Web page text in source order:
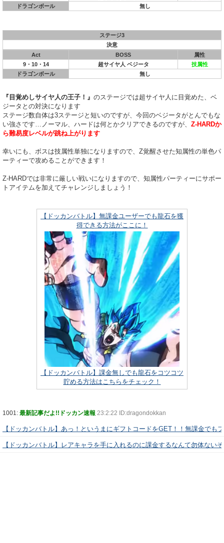
ドラゴンボール
無し
ステージ3
決意
Act
BOSS
属性
9・10・14
超サイヤ人 ベジータ
技属性
ドラゴンボール
無し
『目覚めしサイヤ人の王子！』 のステージでは超サイヤ人に目覚めた、ベ
ジータとの対決になります
ステージ数自体は3ステージと短いのですが、今回のベジータがとんでもな
い強さです…ノーマル、ハードは何とかクリアできるのですが、 Z-HARDか
ら難易度レベルが跳ね上がります
幸いにも、ボスは技属性単独になりますので、Z覚醒させた知属性の単色パ
ーティーで攻めることができます！
Z-HARDでは非常に厳しい戦いになりますので、知属性パーティーにサポー
トアイテムを加えてチャレンジしましょう！
【ドッカンバトル】無課金ユーザーでも龍石を獲
得できる方法がここに！
【ドッカンバトル】課金無しでも龍石をコツコツ
貯める方法はこちらをチェック！
1001: 最新記事だよ!!ドッカン速報 23:2:22 ID:dragondokkan
【ドッカンバトル】あっ！というまにギフトコードをGET！！無課金でも
【ドッカンバトル】レアキャラを手に入れるのに課金するなんて勿体ない